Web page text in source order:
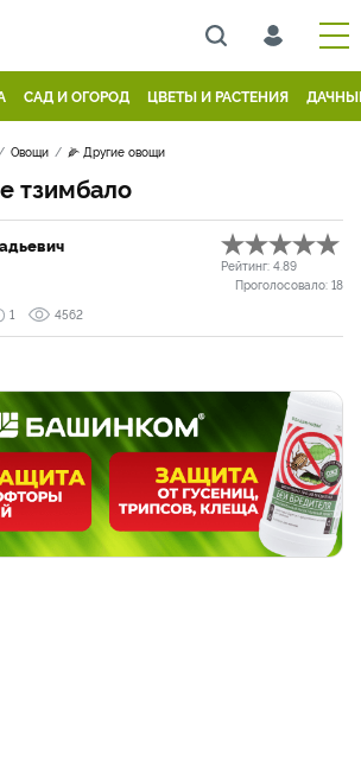
САД И ОГОРОД ЦВЕТЫ И РАСТЕНИЯ
Овощи 🌽 Другие овощи
тзимбало
Рейтинг: 4.89
Проголосовало: 18
1 4562